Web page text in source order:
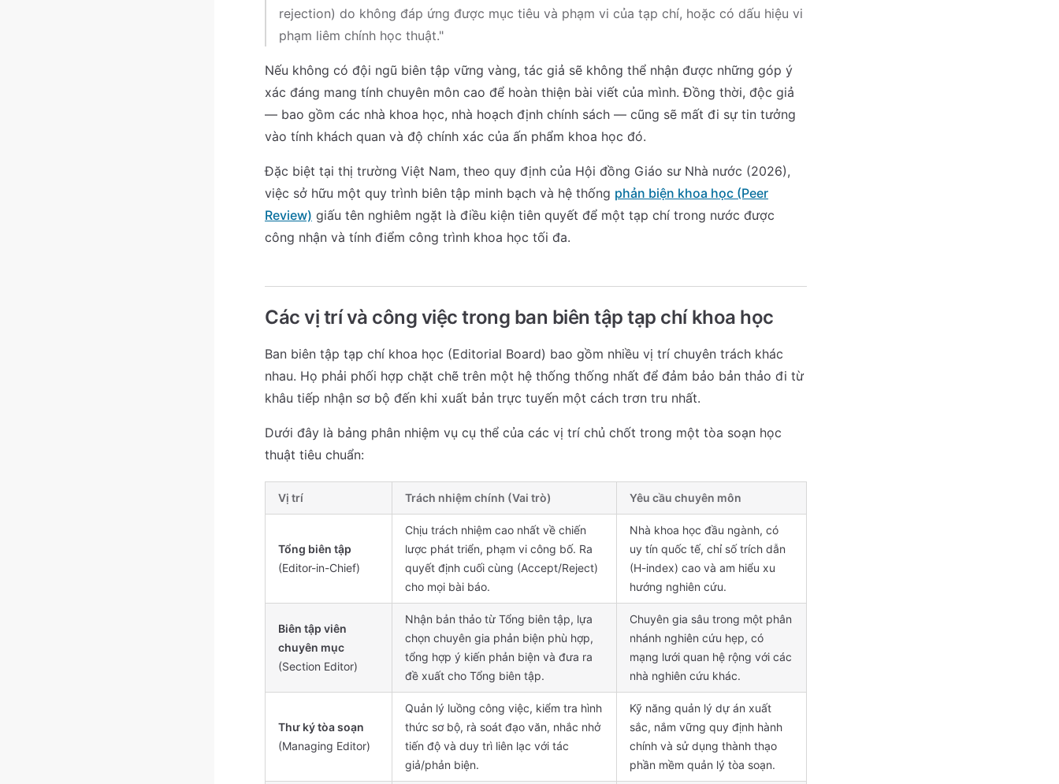
rejection) do không đáp ứng được mục tiêu và phạm vi của tạp chí, hoặc có dấu hiệu vi
phạm liêm chính học thuật."
Nếu không có đội ngũ biên tập vững vàng, tác giả sẽ không thể nhận được những góp ý
xác đáng mang tính chuyên môn cao để hoàn thiện bài viết của mình. Đồng thời, độc giả
— bao gồm các nhà khoa học, nhà hoạch định chính sách — cũng sẽ mất đi sự tin tưởng
vào tính khách quan và độ chính xác của ấn phẩm khoa học đó.
Đặc biệt tại thị trường Việt Nam, theo quy định của Hội đồng Giáo sư Nhà nước (2026),
việc sở hữu một quy trình biên tập minh bạch và hệ thống phản biện khoa học (Peer
Review) giấu tên nghiêm ngặt là điều kiện tiên quyết để một tạp chí trong nước được
công nhận và tính điểm công trình khoa học tối đa.
Các vị trí và công việc trong ban biên tập tạp chí khoa học
Ban biên tập tạp chí khoa học (Editorial Board) bao gồm nhiều vị trí chuyên trách khác
nhau. Họ phải phối hợp chặt chẽ trên một hệ thống thống nhất để đảm bảo bản thảo đi từ
khâu tiếp nhận sơ bộ đến khi xuất bản trực tuyến một cách trơn tru nhất.
Dưới đây là bảng phân nhiệm vụ cụ thể của các vị trí chủ chốt trong một tòa soạn học
thuật tiêu chuẩn:
Vị trí Trách nhiệm chính (Vai trò) Yêu cầu chuyên môn
Tổng biên tập
(Editor-in-Chief)
Chịu trách nhiệm cao nhất về chiến
lược phát triển, phạm vi công bố. Ra
quyết định cuối cùng (Accept/Reject)
cho mọi bài báo.
Nhà khoa học đầu ngành, có
uy tín quốc tế, chỉ số trích dẫn
(H-index) cao và am hiểu xu
hướng nghiên cứu.
Biên tập viên
chuyên mục
(Section Editor)
Nhận bản thảo từ Tổng biên tập, lựa
chọn chuyên gia phản biện phù hợp,
tổng hợp ý kiến phản biện và đưa ra
đề xuất cho Tổng biên tập.
Chuyên gia sâu trong một phân
nhánh nghiên cứu hẹp, có
mạng lưới quan hệ rộng với các
nhà nghiên cứu khác.
Thư ký tòa soạn
(Managing Editor)
Quản lý luồng công việc, kiểm tra hình
thức sơ bộ, rà soát đạo văn, nhắc nhở
tiến độ và duy trì liên lạc với tác
giả/phản biện.
Kỹ năng quản lý dự án xuất
sắc, nắm vững quy định hành
chính và sử dụng thành thạo
phần mềm quản lý tòa soạn.